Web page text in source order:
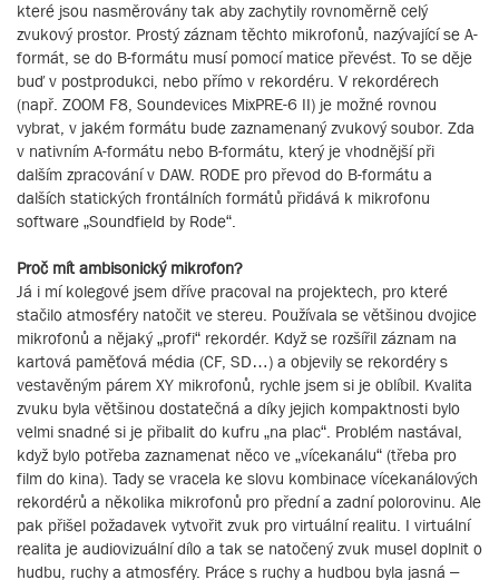
které jsou nasměrovány tak aby zachytily rovnoměrně celý
zvukový prostor. Prostý záznam těchto mikrofonů, nazývající se A-
formát, se do B-formátu musí pomocí matice převést. To se děje
buď v postprodukci, nebo přímo v rekordéru. V rekordérech
(např. ZOOM F8, Soundevices MixPRE-6 II) je možné rovnou
vybrat, v jakém formátu bude zaznamenaný zvukový soubor. Zda
v nativním A-formátu nebo B-formátu, který je vhodnější při
dalším zpracování v DAW. RODE pro převod do B-formátu a
dalších statických frontálních formátů přidává k mikrofonu
software „Soundfield by Rode“.
Proč mít ambisonický mikrofon?
Já i mí kolegové jsem dříve pracoval na projektech, pro které
stačilo atmosféry natočit ve stereu. Používala se většinou dvojice
mikrofonů a nějaký „profi“ rekordér. Když se rozšířil záznam na
kartová paměťová média (CF, SD…) a objevily se rekordéry s
vestavěným párem XY mikrofonů, rychle jsem si je oblíbil. Kvalita
zvuku byla většinou dostatečná a díky jejich kompaktnosti bylo
velmi snadné si je přibalit do kufru „na plac“. Problém nastával,
když bylo potřeba zaznamenat něco ve „vícekanálu“ (třeba pro
film do kina). Tady se vracela ke slovu kombinace vícekanálových
rekordérů a několika mikrofonů pro přední a zadní polorovinu. Ale
pak přišel požadavek vytvořit zvuk pro virtuální realitu. I virtuální
realita je audiovizuální dílo a tak se natočený zvuk musel doplnit o
hudbu, ruchy a atmosféry. Práce s ruchy a hudbou byla jasná –